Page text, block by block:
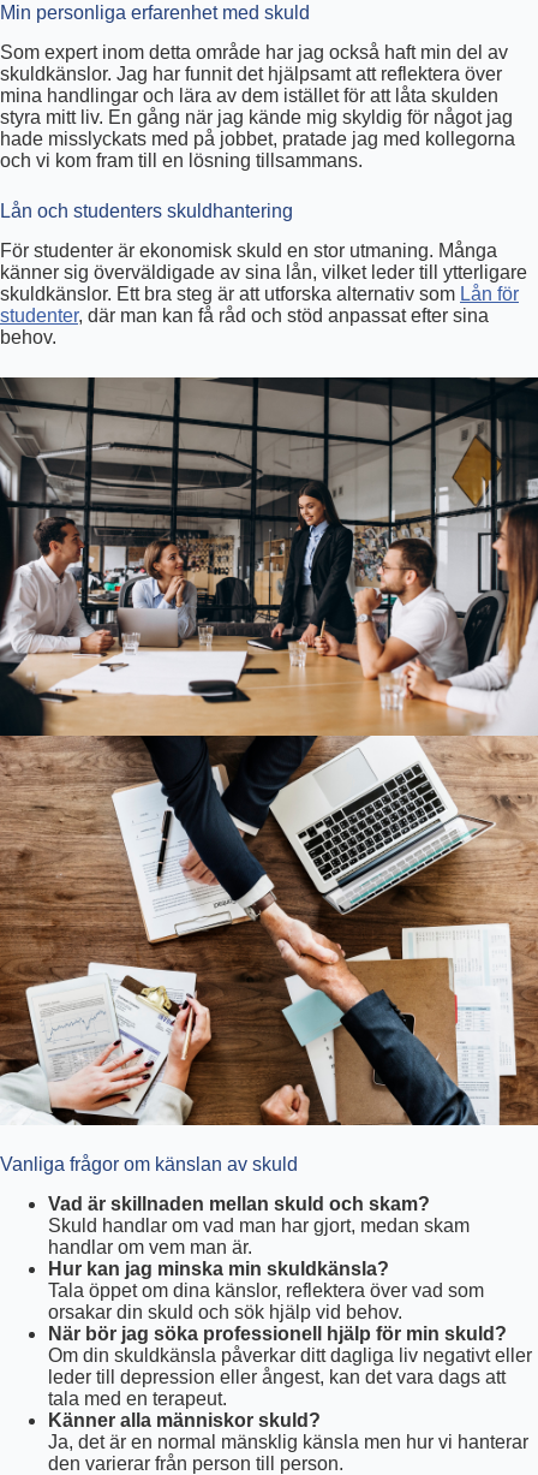
Min personliga erfarenhet med skuld
Som expert inom detta område har jag också haft min del av
skuldkänslor. Jag har funnit det hjälpsamt att reflektera över
mina handlingar och lära av dem istället för att låta skulden
styra mitt liv. En gång när jag kände mig skyldig för något jag
hade misslyckats med på jobbet, pratade jag med kollegorna
och vi kom fram till en lösning tillsammans.
Lån och studenters skuldhantering
För studenter är ekonomisk skuld en stor utmaning. Många
känner sig överväldigade av sina lån, vilket leder till ytterligare
skuldkänslor. Ett bra steg är att utforska alternativ som Lån för
studenter, där man kan få råd och stöd anpassat efter sina
behov.
Vanliga frågor om känslan av skuld
Vad är skillnaden mellan skuld och skam?
Skuld handlar om vad man har gjort, medan skam
handlar om vem man är.
Hur kan jag minska min skuldkänsla?
Tala öppet om dina känslor, reflektera över vad som
orsakar din skuld och sök hjälp vid behov.
När bör jag söka professionell hjälp för min skuld?
Om din skuldkänsla påverkar ditt dagliga liv negativt eller
leder till depression eller ångest, kan det vara dags att
tala med en terapeut.
Känner alla människor skuld?
Ja, det är en normal mänsklig känsla men hur vi hanterar
den varierar från person till person.